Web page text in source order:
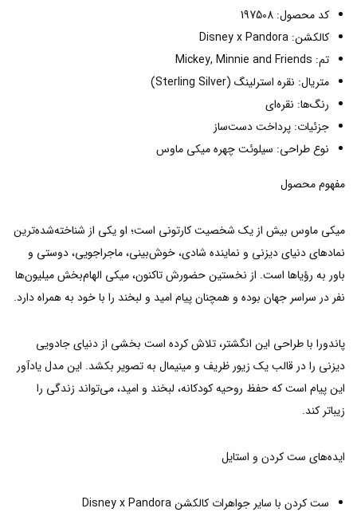
کد محصول: 197508
کالکشن: Disney x Pandora
تم: Mickey, Minnie and Friends
متریال: نقره استرلینگ (Sterling Silver)
رنگ‌ها: نقره‌ای
جزئیات: پرداخت دست‌ساز
نوع طراحی: سیلوئت چهره میکی ماوس
مفهوم محصول
میکی ماوس بیش از یک شخصیت کارتونی است؛ او یکی از شناخته‌شده‌ترین
نمادهای دنیای دیزنی و نماینده شادی، خوش‌بینی، ماجراجویی، دوستی و
باور به رؤیاها است. از نخستین حضورش تاکنون، میکی الهام‌بخش میلیون‌ها
نفر در سراسر جهان بوده و همچنان پیام امید و لبخند را با خود به همراه دارد.
پاندورا با طراحی این انگشتر، تلاش کرده است بخشی از دنیای جادویی
دیزنی را در قالب یک زیور ظریف و مینیمال به تصویر بکشد. این مدل یادآور
این پیام است که حفظ روحیه کودکانه، لبخند و امید، می‌تواند زندگی را
زیباتر کند.
ایده‌های ست کردن و استایل
ست کردن با سایر جواهرات کالکشن Disney x Pandora